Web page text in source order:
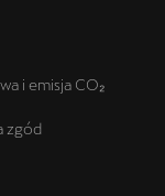
i emisja CO₂
zgód